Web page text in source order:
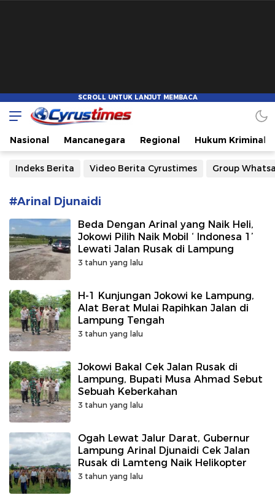
Cyrustimes.com
Cepat Tajam dan Akurat
Nasional Mancanegara Regional Hukum Kriminal
Indeks Berita Video Berita Cyrustimes Group
#Arinal Djunaidi
Beda Dengan Arinal yang Naik Heli,
Jokowi Pilih Naik Mobil ‘ Indonesa 1’
Lewati Jalan Rusak di Lampung
3 tahun yang lalu
H-1 Kunjungan Jokowi ke Lampung,
Alat Berat Mulai Rapihkan Jalan di
Lampung Tengah
3 tahun yang lalu
Jokowi Bakal Cek Jalan Rusak di
Lampung, Bupati Musa Ahmad Sebut
Sebuah Keberkahan
3 tahun yang lalu
Ogah Lewat Jalur Darat, Gubernur
Lampung Arinal Djunaidi Cek Jalan
Rusak di Lamteng Naik Helikopter
3 tahun yang lalu